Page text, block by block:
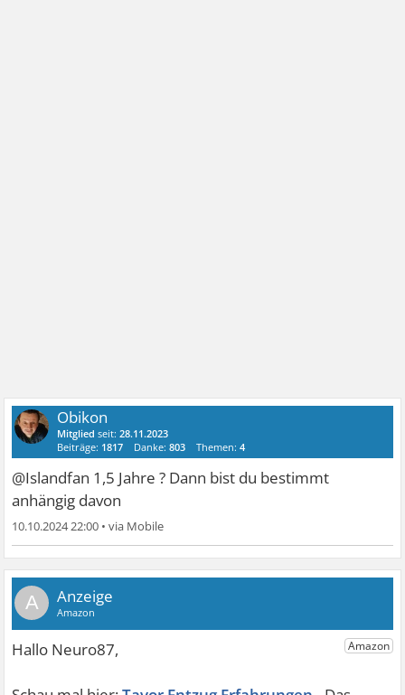
Obikon
Mitglied seit:28.11.2023
Beiträge: 1817 Danke:803 Themen:4
@Islandfan 1,5 Jahre ? Dann bist du bestimmt
anhängig davon
10.10.2024 22:00 •
A